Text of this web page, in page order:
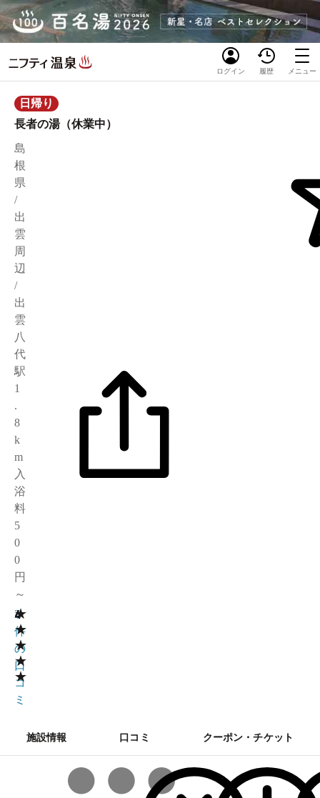
ログイン 履歴 メニュー
日帰り
長者の湯（休業中）
島
根
県
/
出
雲
周
辺
/
出
雲
八
代
駅
1
.
8
k
m
入
浴
料
5
0
0
円
～
★
★
★
★
★
4
2
件
の
口
コ
ミ
施設情報 口コミ クーポン・チケット